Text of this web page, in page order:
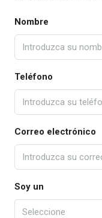
Nombre
Teléfono
Correo electrónico
Soy un
Seleccione